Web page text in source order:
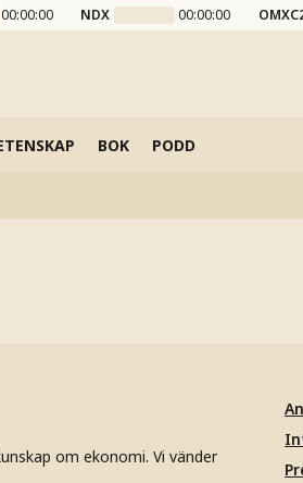
00:00:00 NDX 00:00:00
BOK PODD
om ekonomi. Vi vänder